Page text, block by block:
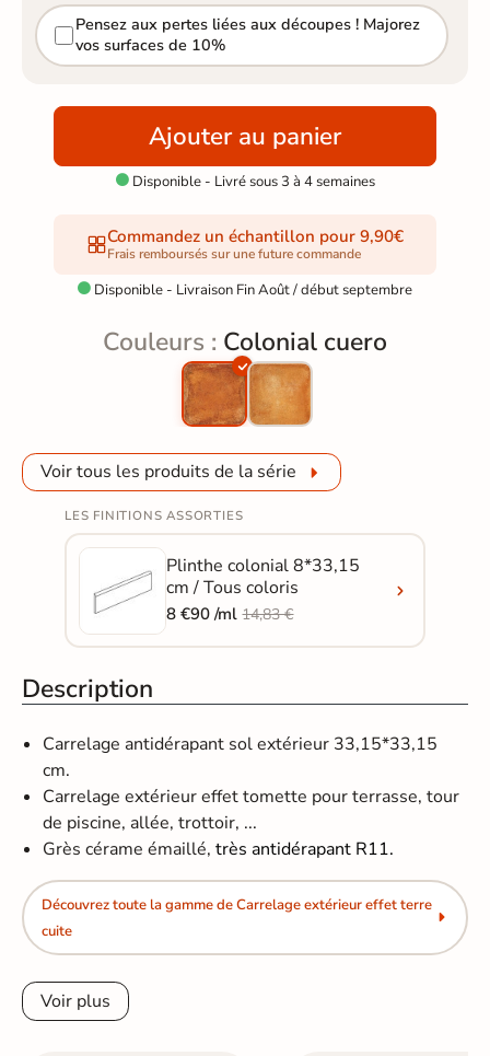
Pensez aux pertes liées aux découpes ! Majorez
vos surfaces de 10%
Ajouter au panier
Disponible - Livré sous 3 à 4 semaines
Commandez un échantillon pour 9,90€
Frais remboursés sur une future commande
 Disponible - Livraison Fin Août / début septembre
Couleurs : Colonial cuero
Voir tous les produits de la série
LES FINITIONS ASSORTIES
Plinthe colonial 8*33,15
cm / Tous coloris
8 €90 /ml14,83 €
Description
Carrelage antidérapant sol extérieur 33,15*33,15
cm.
Carrelage extérieur effet tomette pour terrasse, tour
de piscine, allée, trottoir, ...
Grès cérame émaillé,très antidérapant R11.
Découvrez toute la gamme de Carrelage extérieur effet terre
cuite
Voir plus